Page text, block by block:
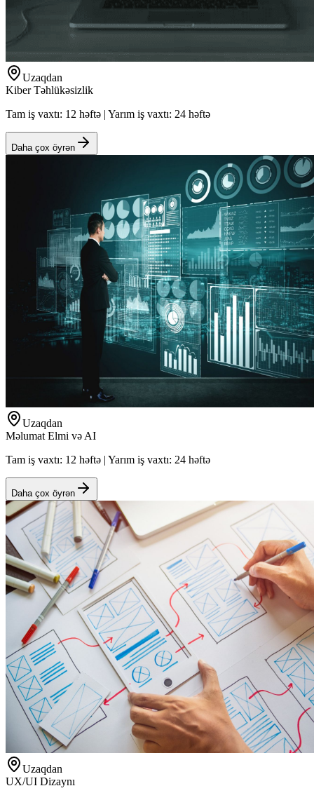
Uzaqdan
Kiber Təhlükəsizlik
Tam iş vaxtı: 12 həftə | Yarım iş vaxtı: 24 həftə
Daha çox öyrən
Uzaqdan
Məlumat Elmi və AI
Tam iş vaxtı: 12 həftə | Yarım iş vaxtı: 24 həftə
Daha çox öyrən
Uzaqdan
UX/UI Dizaynı